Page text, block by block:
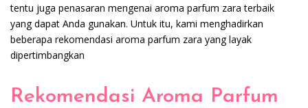
tentu juga penasaran mengenai aroma parfum zara terbaik
yang dapat Anda gunakan. Untuk itu, kami menghadirkan
beberapa rekomendasi aroma parfum zara yang layak
dipertimbangkan
Rekomendasi Aroma Parfum